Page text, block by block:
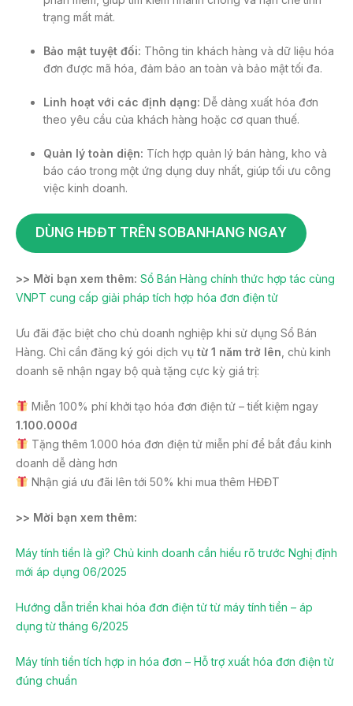
trạng mất mát.
Bảo mật tuyệt đối: Thông tin khách hàng và dữ liệu hóa
đơn được mã hóa, đảm bảo an toàn và bảo mật tối đa.
Linh hoạt với các định dạng: Dễ dàng xuất hóa đơn
theo yêu cầu của khách hàng hoặc cơ quan thuế.
Quản lý toàn diện: Tích hợp quản lý bán hàng, kho và
báo cáo trong một ứng dụng duy nhất, giúp tối ưu công
việc kinh doanh.
DÙNG HĐĐT TRÊN SOBANHANG NGAY
>> Mời bạn xem thêm: Sổ Bán Hàng chính thức hợp tác cùng
VNPT cung cấp giải pháp tích hợp hóa đơn điện tử
Ưu đãi đặc biệt cho chủ doanh nghiệp khi sử dụng Sổ Bán
Hàng. Chỉ cần đăng ký gói dịch vụ từ 1 năm trở lên , chủ kinh
doanh sẽ nhận ngay bộ quà tặng cực kỳ giá trị:
Miễn 100% phí khởi tạo hóa đơn điện tử – tiết kiệm ngay
1.100.000đ
Tặng thêm 1.000 hóa đơn điện tử miễn phí để bắt đầu kinh
doanh dễ dàng hơn
Nhận giá ưu đãi lên tới 50% khi mua thêm HĐĐT
>> Mời bạn xem thêm:
Máy tính tiền là gì? Chủ kinh doanh cần hiểu rõ trước Nghị định
mới áp dụng 06/2025
Hướng dẫn triển khai hóa đơn điện tử từ máy tính tiền – áp
dụng từ tháng 6/2025
Máy tính tiền tích hợp in hóa đơn – Hỗ trợ xuất hóa đơn điện tử
đúng chuẩn